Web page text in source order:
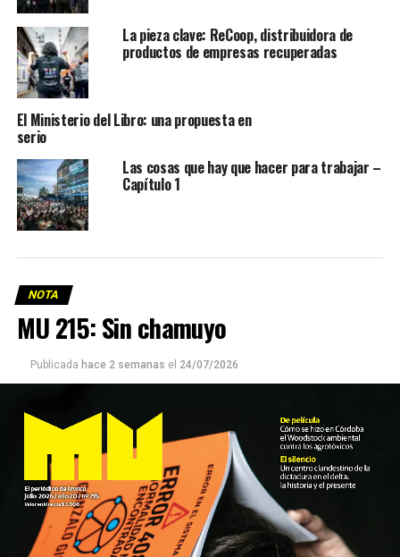
La pieza clave: ReCoop, distribuidora de
productos de empresas recuperadas
El Ministerio del Libro: una propuesta en
serio
Las cosas que hay que hacer para trabajar –
Capítulo 1
NOTA
MU 215: Sin chamuyo
Publicada hace 2 semanas el 24/07/2026